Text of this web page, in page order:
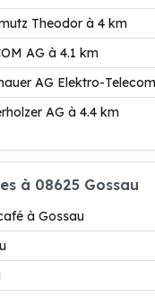
Theodor à 4 km
AG à 4.1 km
AG Elektro-
AG à 4.4 km
à 08625 Gossau
à Gossau